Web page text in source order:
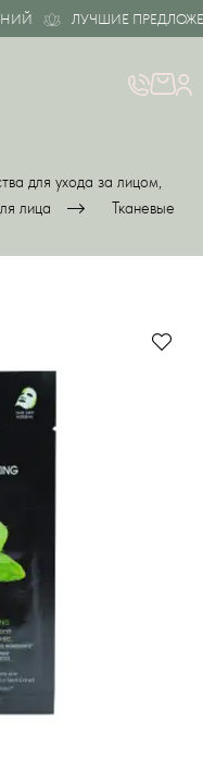
ЛУЧШИЕ
для ухода за лицом,
лица
Тканевые